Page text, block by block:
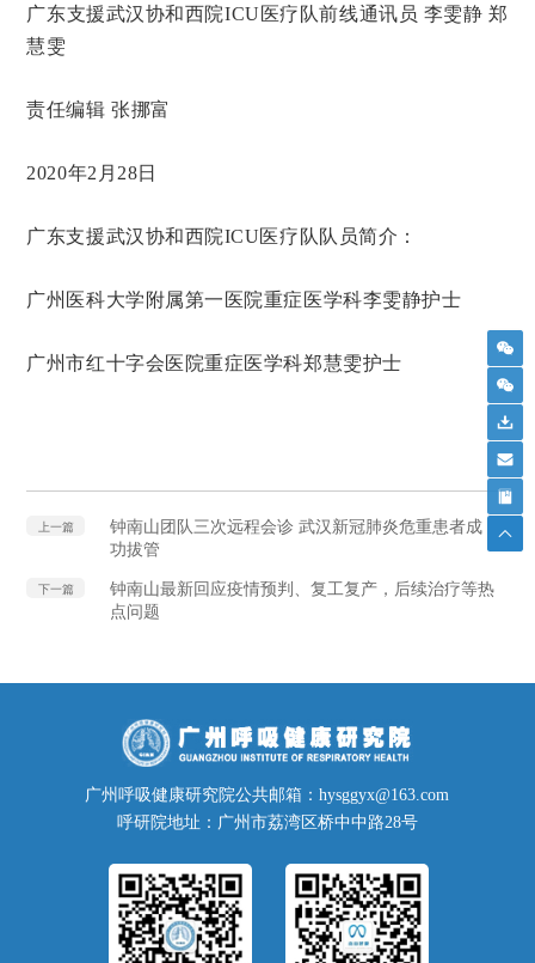
广东支援武汉协和西院ICU医疗队前线通讯员 李雯静 郑
慧雯
责任编辑 张挪富
2020年2月28日
广东支援武汉协和西院ICU医疗队队员简介：
广州医科大学附属第一医院重症医学科李雯静护士
广州市红十字会医院重症医学科郑慧雯护士
上一篇
钟南山团队三次远程会诊 武汉新冠肺炎危重患者成
功拔管
下一篇
钟南山最新回应疫情预判、复工复产，后续治疗等热
点问题
广州呼吸健康研究院公共邮箱：hysggyx@163.com
呼研院地址：广州市荔湾区桥中中路28号